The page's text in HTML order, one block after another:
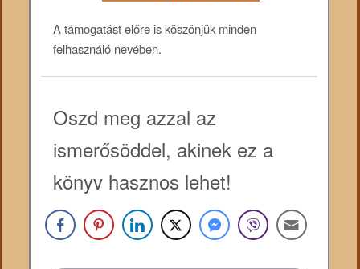
A támogatást előre is köszönjük minden
felhasználó nevében.
Oszd meg azzal az
ismerősöddel, akinek ez a
könyv hasznos lehet!